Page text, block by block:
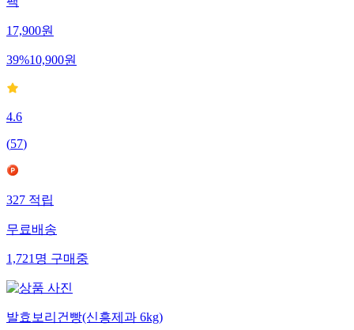
팩
17,900원
39%10,900원
4.6
(57)
327적립
무료배송
1,721명구매중
발효보리건빵(신흥제과 6kg)